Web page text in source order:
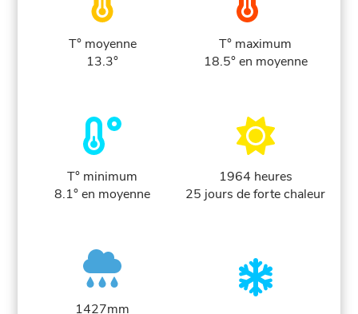
T° moyenne
13.3°
T° maximum
18.5° en moyenne
T° minimum
8.1° en moyenne
1964 heures
25 jours de forte chaleur
1427mm